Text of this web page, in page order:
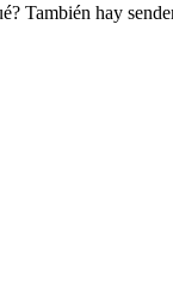
También hay